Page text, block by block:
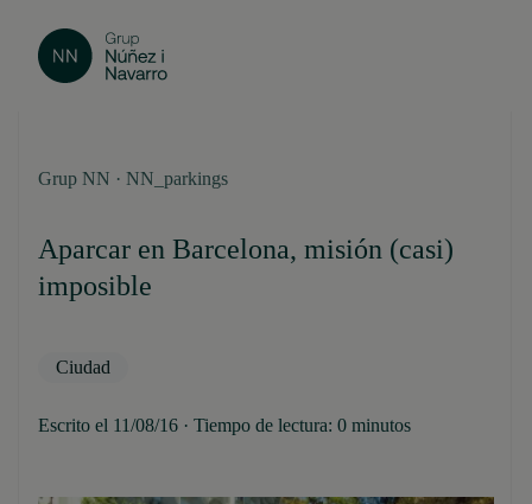
Grup NN · NN_parkings
Aparcar en Barcelona, misión (casi)
imposible
Ciudad
Escrito el 11/08/16 · Tiempo de lectura: 0 minutos